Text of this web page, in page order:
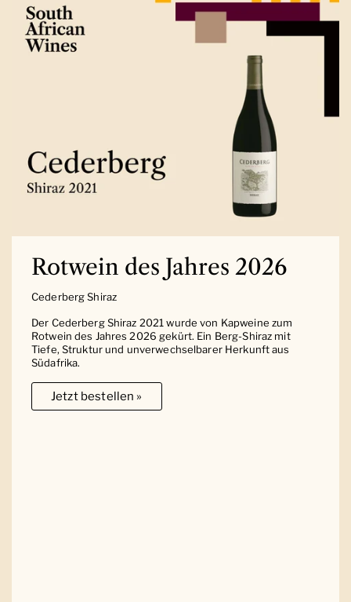
Rotwein des Jahres 2026
Cederberg Shiraz
Der Cederberg Shiraz 2021 wurde von Kapweine zum
Rotwein des Jahres 2026 gekürt. Ein Berg-Shiraz mit
Tiefe, Struktur und unverwechselbarer Herkunft aus
Südafrika.
Jetzt bestellen »